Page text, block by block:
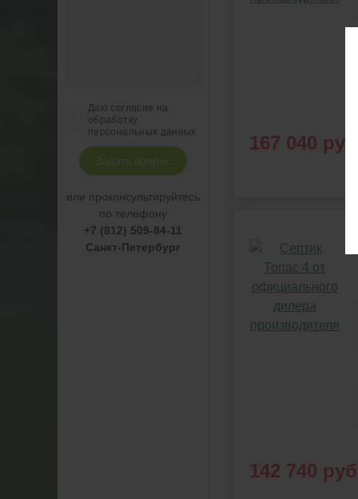
Даю согласие на
обработку
персональных данных
Задать вопрос
или проконсультируйтесь
по телефону
+7 (812) 509-84-11
Санкт-Петербург
167 040 руб.
142 740